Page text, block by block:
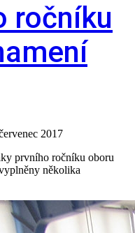
ročníku
2017
prvního ročníku oboru
několika